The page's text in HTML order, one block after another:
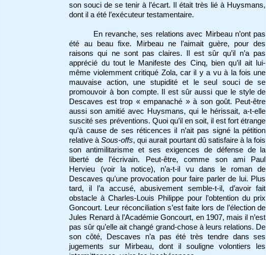
son souci de se tenir à l’écart. Il était très lié à Huysmans,
dont il a été l’exécuteur testamentaire.
En revanche, ses relations avec Mirbeau n’ont pas
été au beau fixe. Mirbeau ne l’aimait guère, pour des
raisons qui ne sont pas claires. Il est sûr qu’il n’a pas
apprécié du tout le Manifeste des Cinq, bien qu’il ait lui-
même violemment critiqué Zola, car il y a vu à la fois une
mauvaise action, une stupidité et le seul souci de se
promouvoir à bon compte. Il est sûr aussi que le style de
Descaves est trop « empanaché » à son goût. Peut-être
aussi son amitié avec Huysmans, qui le hérissait, a-t-elle
suscité ses préventions. Quoi qu’il en soit, il est fort étrange
qu’à cause de ses réticences il n’ait pas signé la pétition
relative àSous-offs, qui aurait pourtant dû satisfaire à la fois
son antimilitarisme et ses exigences de défense de la
liberté de l’écrivain. Peut-être, comme son ami Paul
Hervieu (voir la notice), n’a-t-il vu dans le roman de
Descaves qu’une provocation pour faire parler de lui. Plus
tard, il l’a accusé, abusivement semble-t-il, d’avoir fait
obstacle à Charles-Louis Philippe pour l’obtention du prix
Goncourt. Leur réconciliation s’est faite lors de l’élection de
Jules Renard à l’Académie Goncourt, en 1907, mais il n’est
pas sûr qu’elle ait changé grand-chose à leurs relations. De
son côté, Descaves n’a pas été très tendre dans ses
jugements sur Mirbeau, dont il souligne volontiers les